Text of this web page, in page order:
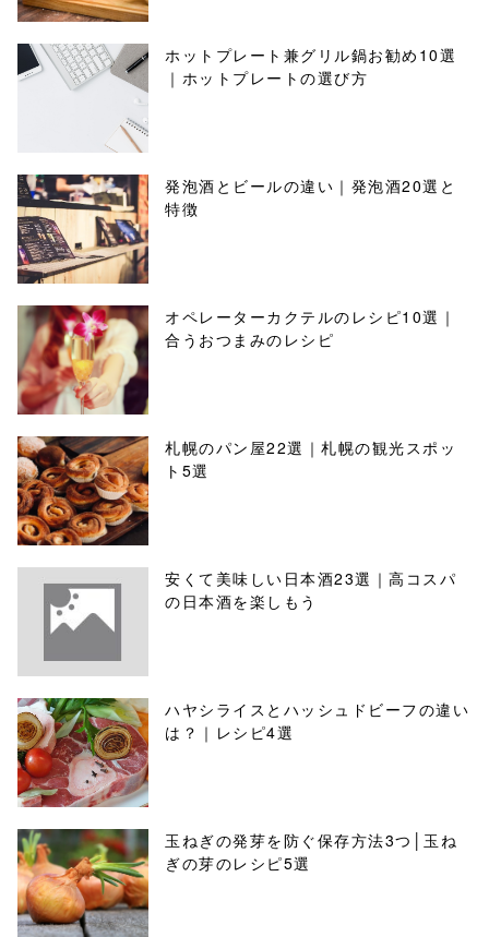
ホットプレート兼グリル鍋お勧め10選
｜ホットプレートの選び方
発泡酒とビールの違い｜発泡酒20選と
特徴
オペレーターカクテルのレシピ10選｜
合うおつまみのレシピ
札幌のパン屋22選｜札幌の観光スポッ
ト5選
安くて美味しい日本酒23選｜高コスパ
の日本酒を楽しもう
ハヤシライスとハッシュドビーフの違い
は？｜レシピ4選
玉ねぎの発芽を防ぐ保存方法3つ│玉ね
ぎの芽のレシピ5選